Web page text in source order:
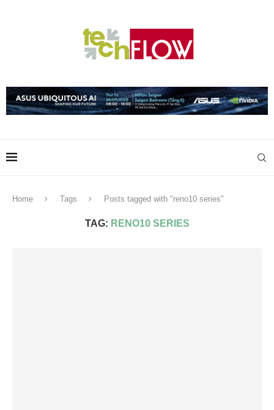
Home Tags Posts tagged with "reno10 series"
TAG: RENO10 SERIES